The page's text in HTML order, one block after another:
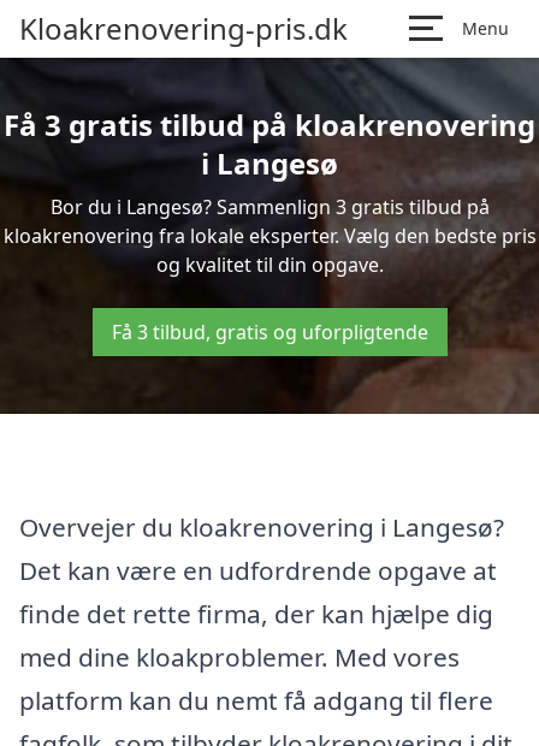
Kloakrenovering-pris.dk Menu
Få 3 gratis tilbud på kloakrenovering
i Langesø
Bor du i Langesø? Sammenlign 3 gratis tilbud på
kloakrenovering fra lokale eksperter. Vælg den bedste pris
og kvalitet til din opgave.
Få 3 tilbud, gratis og uforpligtende
Overvejer du kloakrenovering i Langesø?
Det kan være en udfordrende opgave at
finde det rette firma, der kan hjælpe dig
med dine kloakproblemer. Med vores
platform kan du nemt få adgang til flere